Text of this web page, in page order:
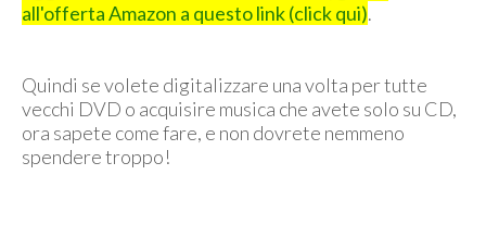
all'offerta Amazon a questo link (click qui).
Quindi se volete digitalizzare una volta per tutte
vecchi DVD o acquisire musica che avete solo su CD,
ora sapete come fare, e non dovrete nemmeno
spendere troppo!